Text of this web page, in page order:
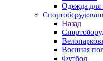
Одежда для
Назад
Военная
Футбол